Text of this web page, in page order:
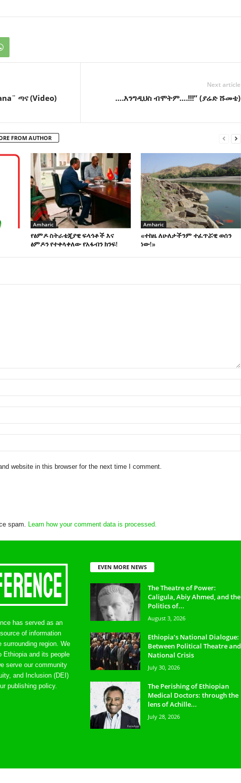
ጣና (Video)
Next article
….እንግዲህስ ብሞትም….!!!” (ያሬድ ሹመቴ)
FROM AUTHOR
Amharic
የፅምዶ ስትራቴጂያዊ ፍላጎቶች እና
ፅምዶን የተቀላቀለው የአፋብን ክንፍ!
Amharic
«ተከዜ ለሁለታችንም ተፈጥሯዊ ወሰን
ነው!»
website in this browser for the next time I comment.
spam. Learn how your comment data is processed.
has served as an
of information
region. We
Ethiopia and its people
serve our community
and Inclusion (DEI)
publishing policy.
EVEN MORE NEWS
The Theatre of Power:
Caligula, Abiy Ahmed, and the
Politics of...
August 3, 2026
Ethiopia’s National Dialogue:
Between Political Theatre and
National Crisis
July 30, 2026
The Perishing of Ethiopian
Medical Doctors: through the
lens of Achille...
July 28, 2026